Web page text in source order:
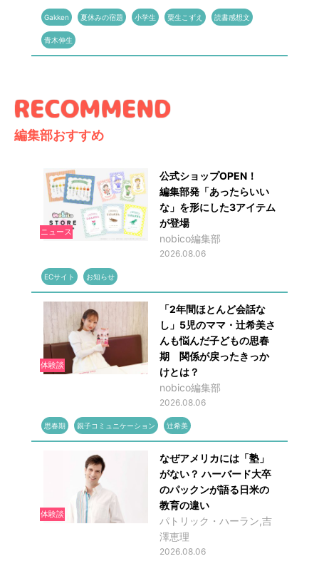
Gakken 夏休みの宿題 小学生 粟生こずえ 読書感想文
青木伸生
編集部おすすめ
ニュース
公式ショップOPEN！
編集部発「あったらいい
な」を形にした3アイテム
が登場
nobico編集部
2026.08.06
ECサイト お知らせ
体験談
「2年間ほとんど会話な
し」5児のママ・辻希美さ
んも悩んだ子どもの思春
期 関係が戻ったきっか
けとは？
nobico編集部
2026.08.06
思春期 親子コミュニケーション 辻希美
体験談
なぜアメリカには「塾」
がない？ ハーバード大卒
のパックンが語る日米の
教育の違い
パトリック・ハーラン,吉
澤恵理
2026.08.06